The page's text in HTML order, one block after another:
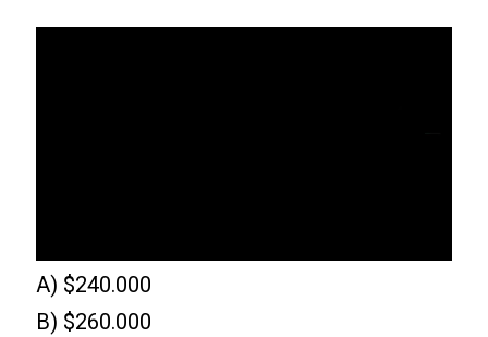
A) $240.000
B) $260.000